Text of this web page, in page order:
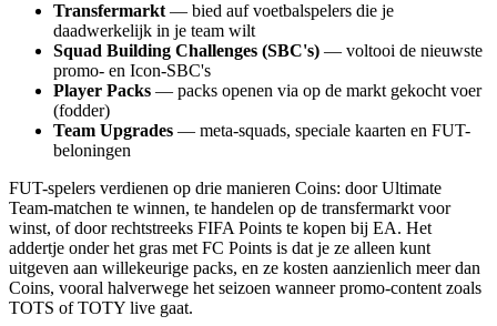
Transfermarkt — bied auf voetbalspelers die je
daadwerkelijk in je team wilt
Squad Building Challenges (SBC's) — voltooi de nieuwste
promo- en Icon-SBC's
Player Packs — packs openen via op de markt gekocht voer
(fodder)
Team Upgrades — meta-squads, speciale kaarten en FUT-
beloningen
FUT-spelers verdienen op drie manieren Coins: door Ultimate
Team-matchen te winnen, te handelen op de transfermarkt voor
winst, of door rechtstreeks FIFA Points te kopen bij EA. Het
addertje onder het gras met FC Points is dat je ze alleen kunt
uitgeven aan willekeurige packs, en ze kosten aanzienlich meer dan
Coins, vooral halverwege het seizoen wanneer promo-content zoals
TOTS of TOTY live gaat.